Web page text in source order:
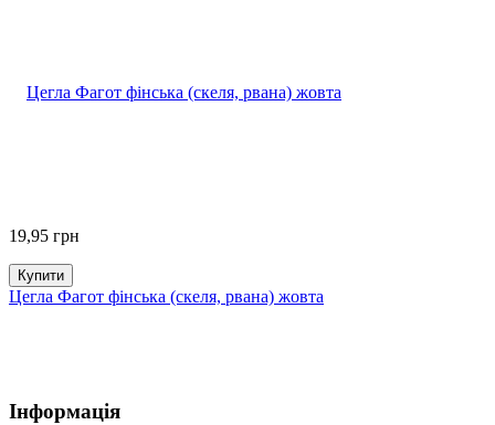
19,95 грн
Купити
Цегла Фагот фінська (скеля, рвана) жовта
Інформація